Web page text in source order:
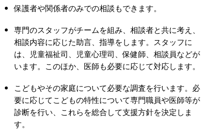
保護者や関係者のみでの相談もできます。
専門のスタッフがチームを組み、相談者と共に考え、
相談内容に応じた助言、指導をします。スタッフに
は、児童福祉司、児童心理司、保健師、相談員などが
います。このほか、医師も必要に応じて対応します。
こどもやその家庭について必要な調査を行います。必
要に応じてこどもの特性について専門職員や医師等が
診断を行い、これらを総合して支援方針を決定しま
す。